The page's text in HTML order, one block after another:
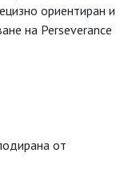
ориентиран и
на Perseverance
от